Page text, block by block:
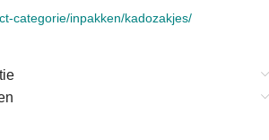
categorie/inpakken/kadozakjes/